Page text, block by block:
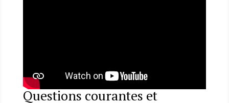
Questions courantes et